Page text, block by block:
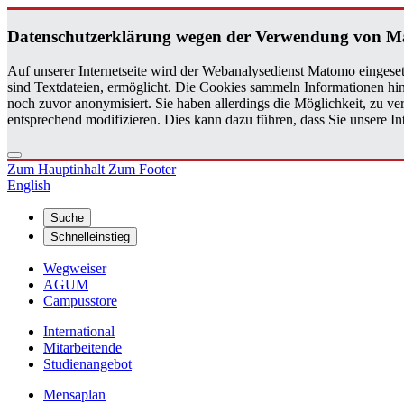
Da­ten­schutz­er­klä­rung wegen der Ver­wen­dung von
Auf unserer Internetseite wird der Webanalysedienst Matomo
sind Textdateien, ermöglicht. Die Cookies sammeln Informationen
noch zuvor anonymisiert. Sie haben allerdings die Möglichkeit, zu
entsprechend modifizieren. Dies kann dazu führen, dass Sie unsere
Zum HauptinhaltZum Footer
English
Suche
Schnelleinstieg
Wegweiser
AGUM
Campusstore
International
Mitarbeitende
Studienangebot
Mensaplan